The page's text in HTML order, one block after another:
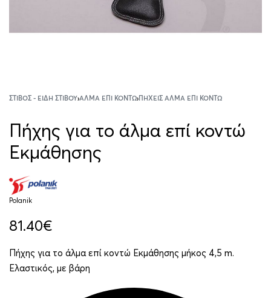
ΣΤΊΒΟΣ - ΕΊΔΗ ΣΤΊΒΟΥ›ΆΛΜΑ ΕΠΊ ΚΟΝΤΏ› ΠΉΧΕΙΣ ΆΛΜΑ ΕΠΊ ΚΟΝΤΏ
Πήχης για το άλμα επί κοντώ
Εκμάθησης
Polanik
81.40€
Πήχης για το άλμα επί κοντώ Εκμάθησης μήκος 4,5 m.
Ελαστικός, με βάρη